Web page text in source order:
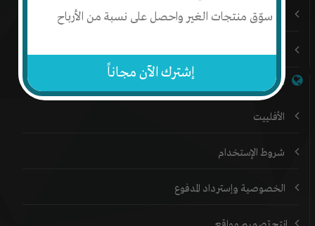
سوّق منتجات الغير واحصل على نسبة من الأرباح
إشترك الآن مجاناً
المدونة
المنتدي
خدمات إنتج
الأفلييت
شروط الإستخدام
الخصوصية وإسترداد المدفوع